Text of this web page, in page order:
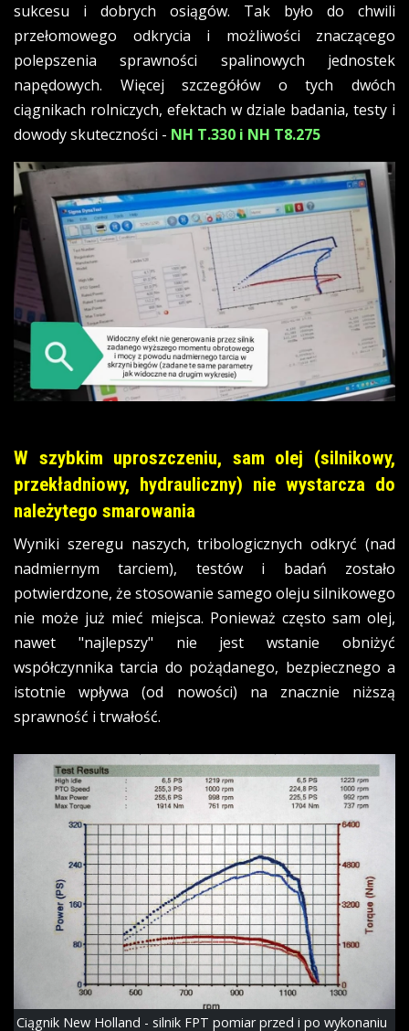
sukcesu i dobrych osiągów. Tak było do chwili
przełomowego odkrycia i możliwości znaczącego
polepszenia sprawności spalinowych jednostek
napędowych. Więcej szczegółów o tych dwóch
ciągnikach rolniczych, efektach w dziale badania, testy i
dowody skuteczności - NH T.330 i NH T8.275
W szybkim uproszczeniu, sam olej (silnikowy,
przekładniowy, hydrauliczny) nie wystarcza do
należytego smarowania
Wyniki szeregu naszych, tribologicznych odkryć (nad
nadmiernym tarciem), testów i badań zostało
potwierdzone, że stosowanie samego oleju silnikowego
nie może już mieć miejsca. Ponieważ często sam olej,
nawet "najlepszy" nie jest wstanie obniżyć
współczynnika tarcia do pożądanego, bezpiecznego a
istotnie wpływa (od nowości) na znacznie niższą
sprawność i trwałość.
Ciągnik New Holland - silnik FPT pomiar przed i po wykonaniu